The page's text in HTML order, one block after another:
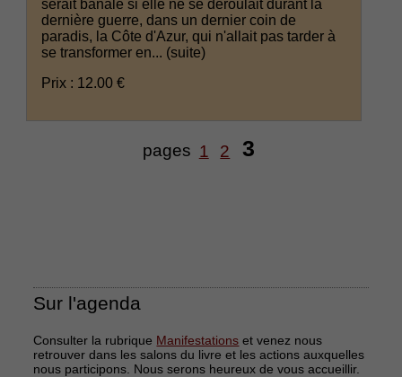
serait banale si elle ne se déroulait durant la
dernière guerre, dans un dernier coin de
paradis, la Côte d'Azur, qui n'allait pas tarder à
se transformer en... (suite)
Prix : 12.00 €
pages 1 2 3
Sur l'agenda
Consulter la rubrique Manifestations et venez nous
retrouver dans les salons du livre et les actions auxquelles
nous participons. Nous serons heureux de vous accueillir.